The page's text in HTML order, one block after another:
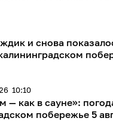
и снова
— как в сауне»:
побережье 5
10:10